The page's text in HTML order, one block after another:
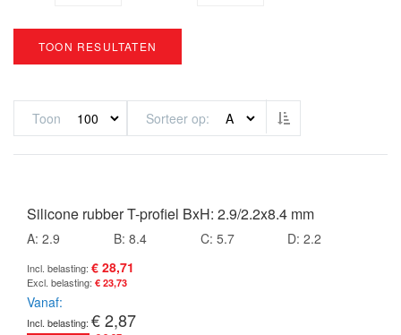
TOON RESULTATEN
Toon Sorteer op Van hoog naar
Silicone rubber T-profiel BxH: 2.9/2.2x8.4 mm
A: 2.9 B: 8.4 C: 5.7
D: 2.2
€ 28,71
€ 23,73
Vanaf
€ 2,87